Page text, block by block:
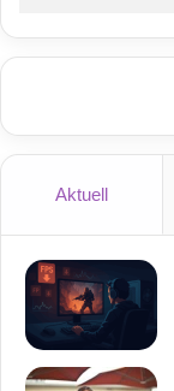
Aktuell